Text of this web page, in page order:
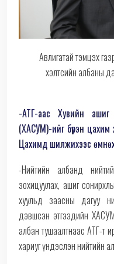
Авлигатай тэмцэх
хэлтсийн албаны
-АТГ-аас Хувийн ашиг
(ХАСУМ)-ийг бүрэн цахим
Цахимд шилжихээс
-Нийтийн албанд
зохицуулах, ашиг
хуульд заасны дагуу
дэвшсэн этгээдийн
албан тушаалтнаас АТГ-т
хариуг үндэслэн нийтийн